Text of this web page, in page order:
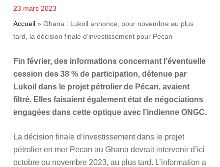
23 mars 2023
Accueil» Ghana : Lukoil annonce, pour novembre au plus
tard, la décision finale d’investissement pour Pecan
Fin février, des informations concernant l’éventuelle
cession des 38 % de participation, détenue par
Lukoil dans le projet pétrolier de Pécan, avaient
filtré. Elles faisaient également état de négociations
engagées dans cette optique avec l’indienne ONGC.
La décision finale d’investissement dans le projet
pétrolier en mer Pecan au Ghana devrait intervenir d’ici
octobre ou novembre 2023, au plus tard. L’information a